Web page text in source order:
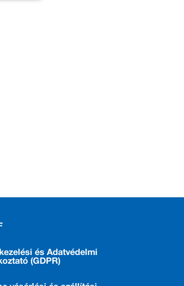
és Adatvédelmi
(GDPR)